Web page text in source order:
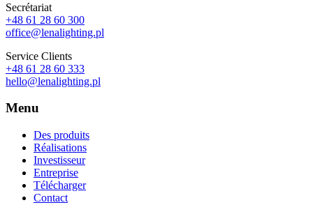
Secrétariat
+48 61 28 60 300
office@lenalighting.pl
Service Clients
+48 61 28 60 333
hello@lenalighting.pl
Menu
Des produits
Réalisations
Investisseur
Entreprise
Télécharger
Contact